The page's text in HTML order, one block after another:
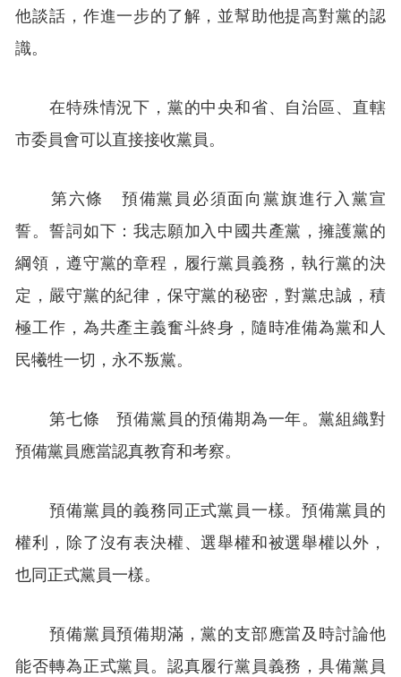
他談話，作進一步的了解，並幫助他提高對黨的認
識。
在特殊情況下，黨的中央和省、自治區、直轄
市委員會可以直接接收黨員。
第六條 預備黨員必須面向黨旗進行入黨宣
誓。誓詞如下：我志願加入中國共產黨，擁護黨的
綱領，遵守黨的章程，履行黨員義務，執行黨的決
定，嚴守黨的紀律，保守黨的秘密，對黨忠誠，積
極工作，為共產主義奮斗終身，隨時准備為黨和人
民犧牲一切，永不叛黨。
第七條 預備黨員的預備期為一年。黨組織對
預備黨員應當認真教育和考察。
預備黨員的義務同正式黨員一樣。預備黨員的
權利，除了沒有表決權、選舉權和被選舉權以外，
也同正式黨員一樣。
預備黨員預備期滿，黨的支部應當及時討論他
能否轉為正式黨員。認真履行黨員義務，具備黨員